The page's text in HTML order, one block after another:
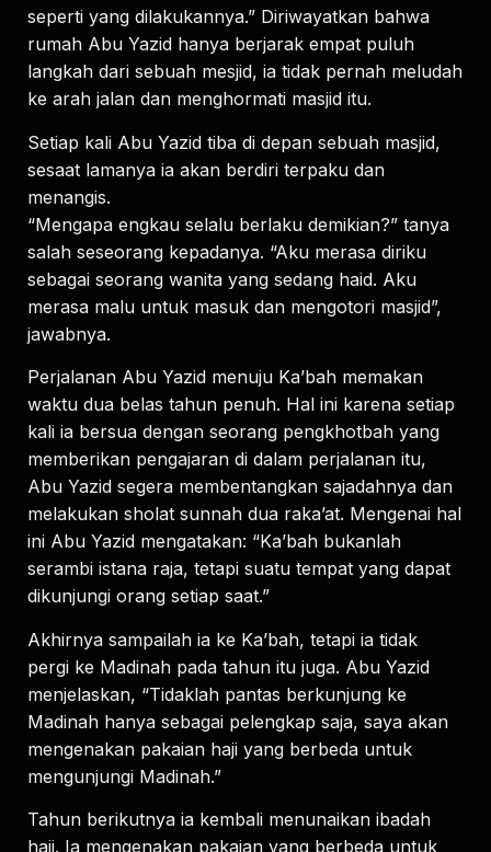
seperti yang dilakukannya.” Diriwayatkan bahwa
rumah Abu Yazid hanya berjarak empat puluh
langkah dari sebuah mesjid, ia tidak pernah meludah
ke arah jalan dan menghormati masjid itu.
Setiap kali Abu Yazid tiba di depan sebuah masjid,
sesaat lamanya ia akan berdiri terpaku dan
menangis.
“Mengapa engkau selalu berlaku demikian?” tanya
salah seseorang kepadanya. “Aku merasa diriku
sebagai seorang wanita yang sedang haid. Aku
merasa malu untuk masuk dan mengotori masjid”,
jawabnya.
Perjalanan Abu Yazid menuju Ka’bah memakan
waktu dua belas tahun penuh. Hal ini karena setiap
kali ia bersua dengan seorang pengkhotbah yang
memberikan pengajaran di dalam perjalanan itu,
Abu Yazid segera membentangkan sajadahnya dan
melakukan sholat sunnah dua raka’at. Mengenai hal
ini Abu Yazid mengatakan: “Ka’bah bukanlah
serambi istana raja, tetapi suatu tempat yang dapat
dikunjungi orang setiap saat.”
Akhirnya sampailah ia ke Ka’bah, tetapi ia tidak
pergi ke Madinah pada tahun itu juga. Abu Yazid
menjelaskan, “Tidaklah pantas berkunjung ke
Madinah hanya sebagai pelengkap saja, saya akan
mengenakan pakaian haji yang berbeda untuk
mengunjungi Madinah.”
Tahun berikutnya ia kembali menunaikan ibadah
haji. Ia mengenakan pakaian yang berbeda untuk